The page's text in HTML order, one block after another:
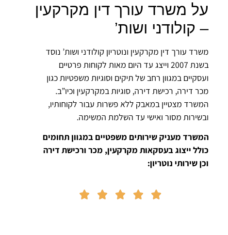
על משרד עורך דין מקרקעין
– קולודני ושות’
משרד עורך דין מקרקעין ונוטריון קולודני ושות’ נוסד
בשנת 2007 וייצג עד היום מאות לקוחות פרטיים
ועסקיים במגוון רחב של תיקים וסוגיות משפטיות כגון
מכר דירה, רכישת דירה, סוגיות במקרקעין וכיו”ב.
המשרד מצטיין במאבק ללא פשרות עבור לקוחותיו,
ובשירות מסור ואישי עד השלמת המשימה.
המשרד מעניק שירותים משפטיים במגוון תחומים
כולל ייצוג בעסקאות מקרקעין, מכר ורכישת דירה
וכן שירותי נוטריון:




